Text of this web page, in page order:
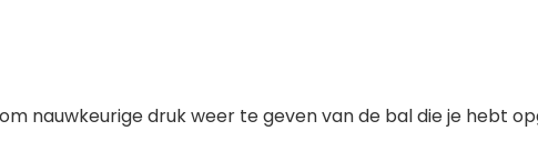
nauwkeurige druk weer te geven van de bal die je hebt